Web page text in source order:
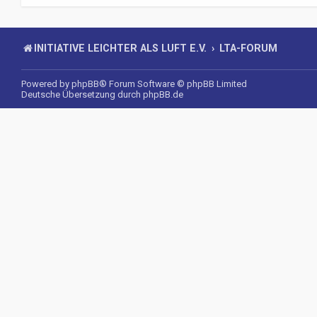
INITIATIVE LEICHTER ALS LUFT E.V. LTA-FORUM
Powered by phpBB® Forum Software © phpBB Limited
Deutsche Übersetzung durch phpBB.de